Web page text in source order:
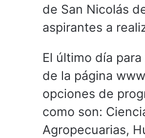
de San Nicolás
aspirantes a
El último día
de la página
opciones de
como son:
Agropecuarias,